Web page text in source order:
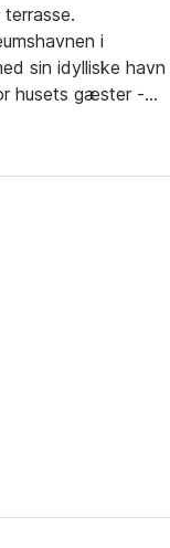
i
sin idylliske havn
husets gæster -